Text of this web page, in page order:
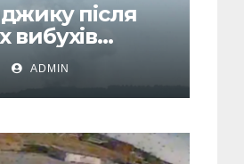
після
вибухів
масова
ADMIN